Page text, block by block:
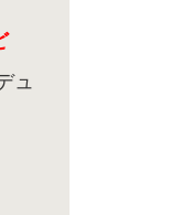
ュ